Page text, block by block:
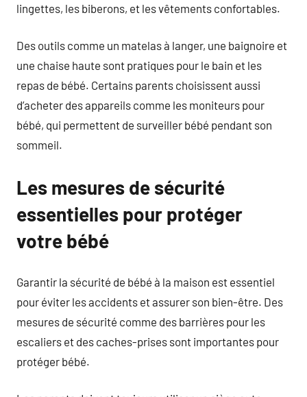
lingettes, les biberons, et les vêtements confortables.
Des outils comme un matelas à langer, une baignoire et
une chaise haute sont pratiques pour le bain et les
repas de bébé. Certains parents choisissent aussi
d’acheter des appareils comme les moniteurs pour
bébé, qui permettent de surveiller bébé pendant son
sommeil.
Les mesures de sécurité
essentielles pour protéger
votre bébé
Garantir la sécurité de bébé à la maison est essentiel
pour éviter les accidents et assurer son bien-être. Des
mesures de sécurité comme des barrières pour les
escaliers et des caches-prises sont importantes pour
protéger bébé.